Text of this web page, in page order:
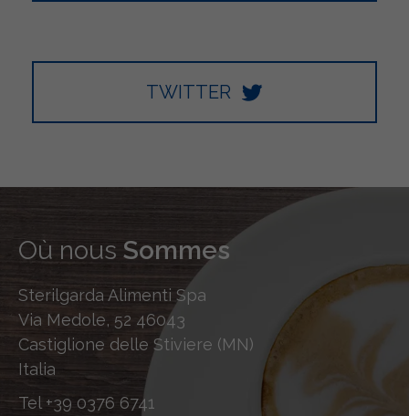
TWITTER
Où nous Sommes
Sterilgarda Alimenti Spa
Via Medole, 52 46043
Castiglione delle Stiviere (MN)
Italia
Tel +39 0376 6741